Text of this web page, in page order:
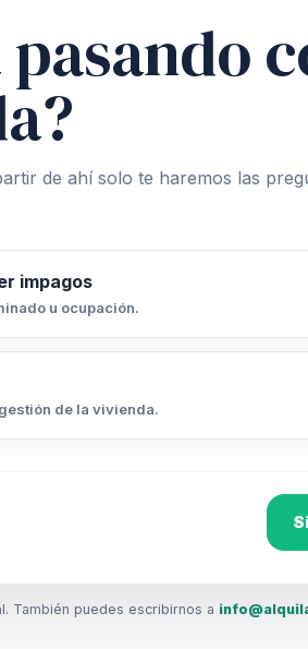
pasando
de ahí solo te haremos las
impagos
u ocupación.
de la vivienda.
También puedes escribirnos a